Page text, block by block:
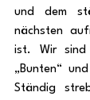
und dem
nächsten
ist. Wir
„Bunten“
Ständig